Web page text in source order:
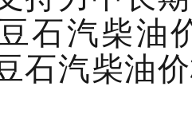
石汽柴油
石汽柴油